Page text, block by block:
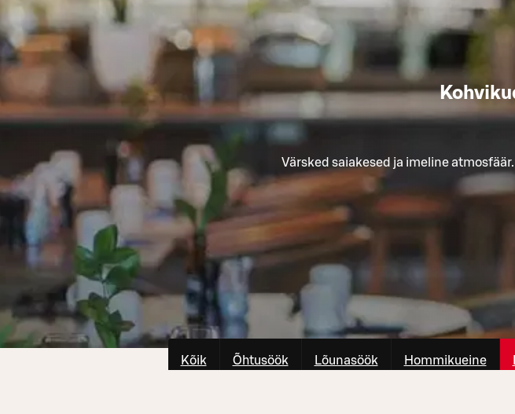
Värsked saiakesed ja imeline
Kõik Õhtusöök Lõunasöök Hommikueine